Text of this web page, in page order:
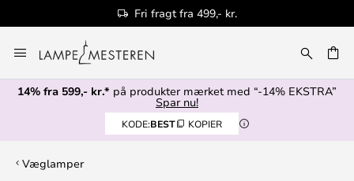
Fri fragt fra 499,- kr.
to
Content
14% fra 599,- kr.* på produkter mærket med “-14% EKSTRA”
Spar nu!
KODE:BEST KOPIER
Væglamper